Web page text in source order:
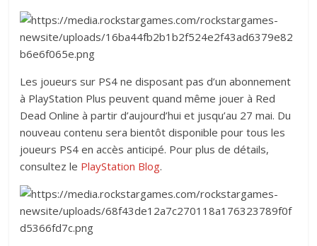
Les joueurs sur PS4 ne disposant pas d’un abonnement
à PlayStation Plus peuvent quand même jouer à Red
Dead Online à partir d’aujourd’hui et jusqu’au 27 mai. Du
nouveau contenu sera bientôt disponible pour tous les
joueurs PS4 en accès anticipé. Pour plus de détails,
consultez le PlayStation Blog.